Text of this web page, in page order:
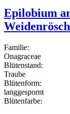
Epilobium
Familie:
Onagraceae
Blütenstand:
Traube
Blütenform:
langgespornt
Blütenfarbe: